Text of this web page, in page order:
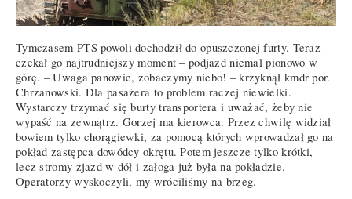
Tymczasem PTS powoli dochodził do opuszczonej furty. Teraz
czekał go najtrudniejszy moment – podjazd niemal pionowo w
górę. – Uwaga panowie, zobaczymy niebo! – krzyknął kmdr por.
Chrzanowski. Dla pasażera to problem raczej niewielki.
Wystarczy trzymać się burty transportera i uważać, żeby nie
wypaść na zewnątrz. Gorzej ma kierowca. Przez chwilę widział
bowiem tylko chorągiewki, za pomocą których wprowadzał go na
pokład zastępca dowódcy okrętu. Potem jeszcze tylko krótki,
lecz stromy zjazd w dół i załoga już była na pokładzie.
Operatorzy wyskoczyli, my wróciliśmy na brzeg.